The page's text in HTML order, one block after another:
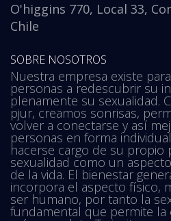
O'higgins 770, Local 33,
Chile
SOBRE NOSOTROS
Nuestra empresa existe
personas a redescubrir su
plenamente su sexualidad.
pjur, creamos sonrisas,
volver a conectarse y así
personas en forma
hacerse cargo de su
sexualidad como un
de la vida. El bienestar
incorpora el aspecto físico,
ser humano, por tanto la
fundamental que permite la